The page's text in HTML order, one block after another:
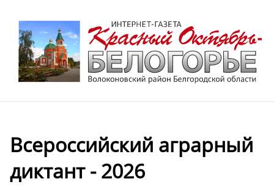
Всероссийский аграрный
диктант - 2026